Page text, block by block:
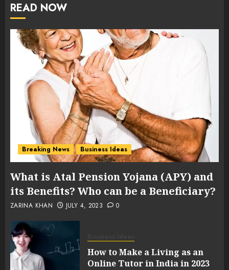
READ NOW
Breaking News Business Ideas
What is Atal Pension Yojana (APY) and
its Benefits? Who can be a Beneficiary?
ZARINA KHAN JULY 4, 2023 0
How to Make a Living as an
Online Tutor in India in 2023